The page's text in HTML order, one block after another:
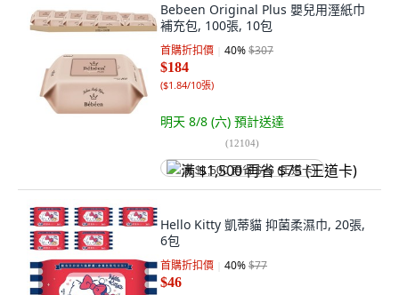
Bebeen Original Plus 嬰兒用溼紙巾
補充包, 100張, 10包
首購折扣價 40%$307
$184
($1.84/10張)
明天 8/8 (六) 預計送達
(12104)
满 $1,500 再省 $75 (王道卡)
Hello Kitty 凱蒂貓 抑菌柔濕巾, 20張,
6包
首購折扣價 40%$77
$46